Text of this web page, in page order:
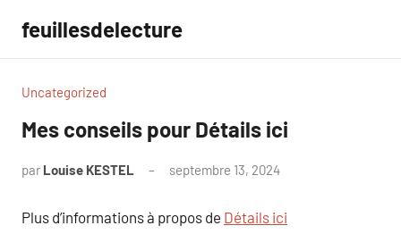
contenu
feuillesdelecture
Uncategorized
Mes conseils pour Détails ici
par Louise KESTEL septembre 13, 2024
Plus d’informations à propos de Détails ici